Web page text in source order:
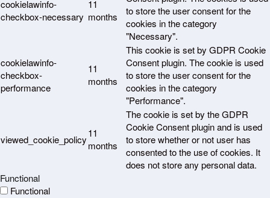
cookielawinfo-
checkbox-necessary
11
months
to store the user consent for the
cookies in the category
"Necessary".
cookielawinfo-
checkbox-
performance
11
months
This cookie is set by GDPR Cookie
Consent plugin. The cookie is used
to store the user consent for the
cookies in the category
"Performance".
viewed_cookie_policy
11
months
The cookie is set by the GDPR
Cookie Consent plugin and is used
to store whether or not user has
consented to the use of cookies. It
does not store any personal data.
Functional
Functional